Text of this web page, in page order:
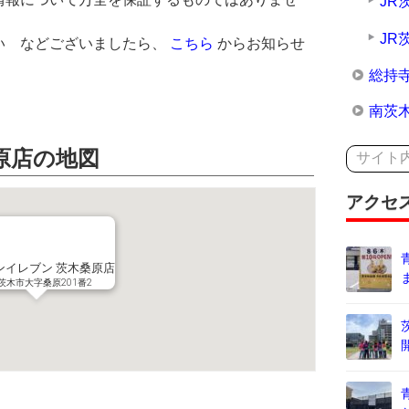
などございましたら、 こちら からお知らせ
店の地図
イレブン 茨木桑原店
木市大字桑原201番2
JR
総持
南茨
アクセ